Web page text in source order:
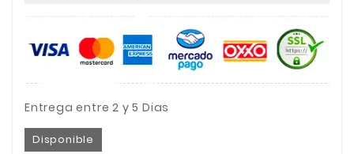
Entrega entre 2 y 5 Dias
Disponible